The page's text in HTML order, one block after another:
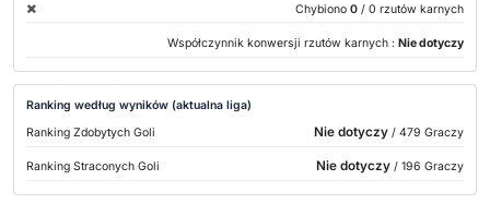
Chybiono 0 / 0 rzutów karnych
Współczynnik konwersji rzutów karnych : Nie dotyczy
Ranking według wyników (aktualna liga)
Ranking Zdobytych Goli
Nie dotyczy/ 479 Graczy
Ranking Straconych Goli Nie dotyczy/ 196 Graczy